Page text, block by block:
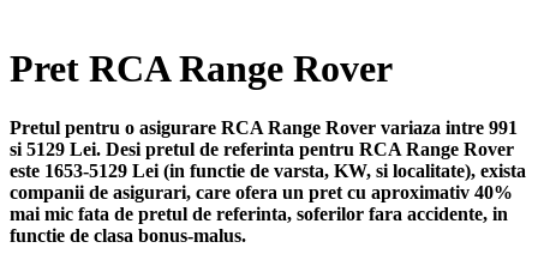
Pret RCA Range Rover
Pretul pentru o asigurare RCA Range Rover variaza intre 991
si 5129 Lei. Desi pretul de referinta pentru RCA Range Rover
este 1653-5129 Lei (in functie de varsta, KW, si localitate), exista
companii de asigurari, care ofera un pret cu aproximativ 40%
mai mic fata de pretul de referinta, soferilor fara accidente, in
functie de clasa bonus-malus.